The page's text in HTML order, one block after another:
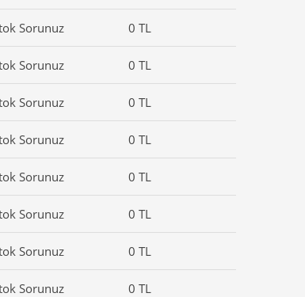
Sorunuz 0 TL
Sorunuz 0 TL
Sorunuz 0 TL
Sorunuz 0 TL
Sorunuz 0 TL
Sorunuz 0 TL
Sorunuz 0 TL
Sorunuz 0 TL